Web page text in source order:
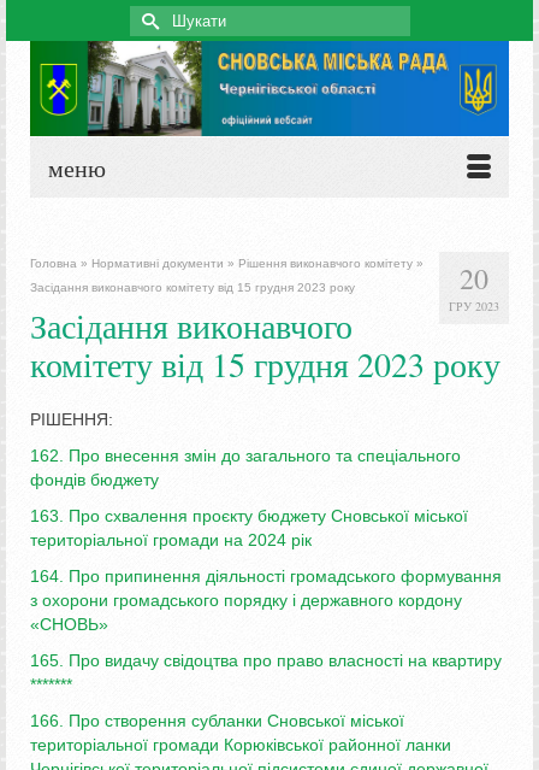
Search
for:
меню
20
ГРУ 2023
Головна » Нормативні документи » Рішення виконавчого комітету »
Засідання виконавчого комітету від 15 грудня 2023 року
Засідання виконавчого
комітету від 15 грудня 2023 року
РІШЕННЯ:
162. Про внесення змін до загального та спеціального
фондів бюджету
163. Про схвалення проєкту бюджету Сновської міської
територіальної громади на 2024 рік
164. Про припинення діяльності громадського формування
з охорони громадського порядку і державного кордону
«СНОВЬ»
165. Про видачу свідоцтва про право власності на квартиру
*******
166. Про створення субланки Сновської міської
територіальної громади Корюківської районної ланки